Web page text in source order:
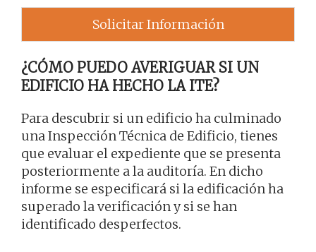
Solicitar Información
¿CÓMO PUEDO AVERIGUAR SI UN
EDIFICIO HA HECHO LA ITE?
Para descubrir si un edificio ha culminado
una Inspección Técnica de Edificio, tienes
que evaluar el expediente que se presenta
posteriormente a la auditoría. En dicho
informe se especificará si la edificación ha
superado la verificación y si se han
identificado desperfectos.